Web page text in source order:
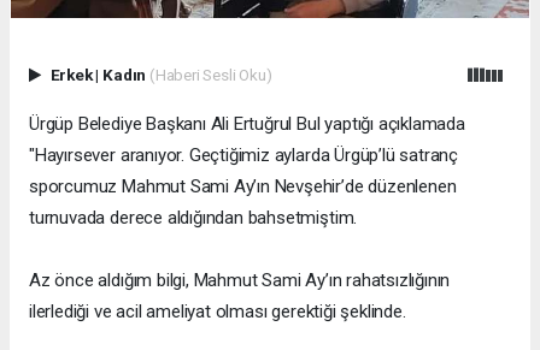
Erkek| Kadın (Haberi Sesli Oku)
Ürgüp Belediye Başkanı Ali Ertuğrul Bul yaptığı açıklamada
"Hayırsever aranıyor. Geçtiğimiz aylarda Ürgüp’lü satranç
sporcumuz Mahmut Sami Ay’ın Nevşehir’de düzenlenen
turnuvada derece aldığından bahsetmiştim.
Az önce aldığım bilgi, Mahmut Sami Ay’ın rahatsızlığının
ilerlediği ve acil ameliyat olması gerektiği şeklinde.